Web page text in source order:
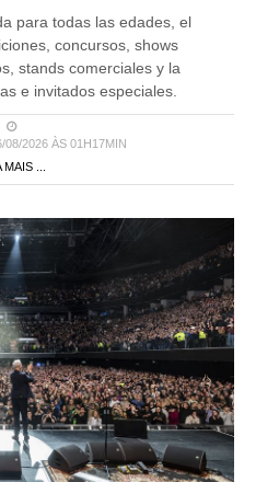
para todas las edades, el
concursos, shows
stands comerciales y la
e invitados especiales.
08/2026 ÀS 01H17MIN
MAIS ...